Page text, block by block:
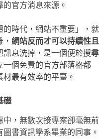
官方消息來源。
的時代，網站不重要」，就
網站反而才可以持續性且
訊息洗掉，是一個便於搜尋
一個免費的官方部落格都
最有效率的平臺。
礎
，無數次接專案卻毫無前
書資訊學系畢業的同事。